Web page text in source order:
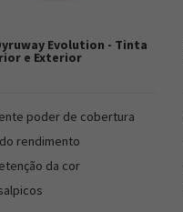
Evolution - Tinta
e Exterior
poder de cobertura
rendimento
da cor